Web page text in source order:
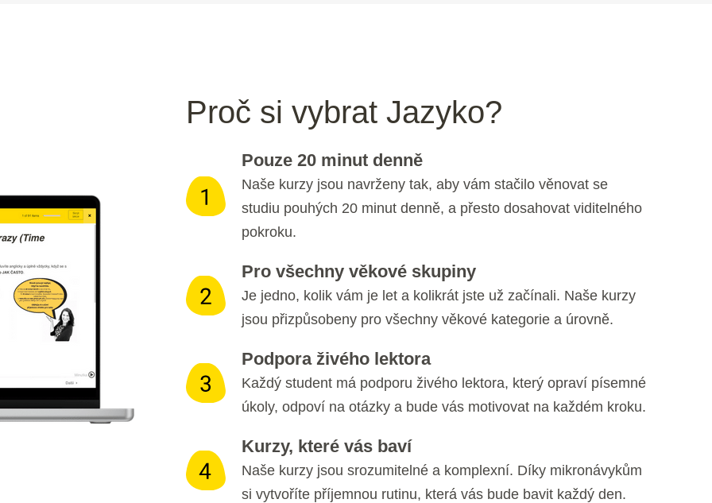
Proč si vybrat Jazyko?
Pouze 20 minut denně
Naše kurzy jsou navrženy tak, aby vám stačilo věnovat se
studiu pouhých 20 minut denně, a přesto dosahovat viditelného
pokroku.
Pro všechny věkové skupiny
Je jedno, kolik vám je let a kolikrát jste už začínali. Naše kurzy
jsou přizpůsobeny pro všechny věkové kategorie a úrovně.
Podpora živého lektora
Každý student má podporu živého lektora, který opraví písemné
úkoly, odpoví na otázky a bude vás motivovat na každém kroku.
Kurzy, které vás baví
Naše kurzy jsou srozumitelné a komplexní. Díky mikronávykům
si vytvoříte příjemnou rutinu, která vás bude bavit každý den.